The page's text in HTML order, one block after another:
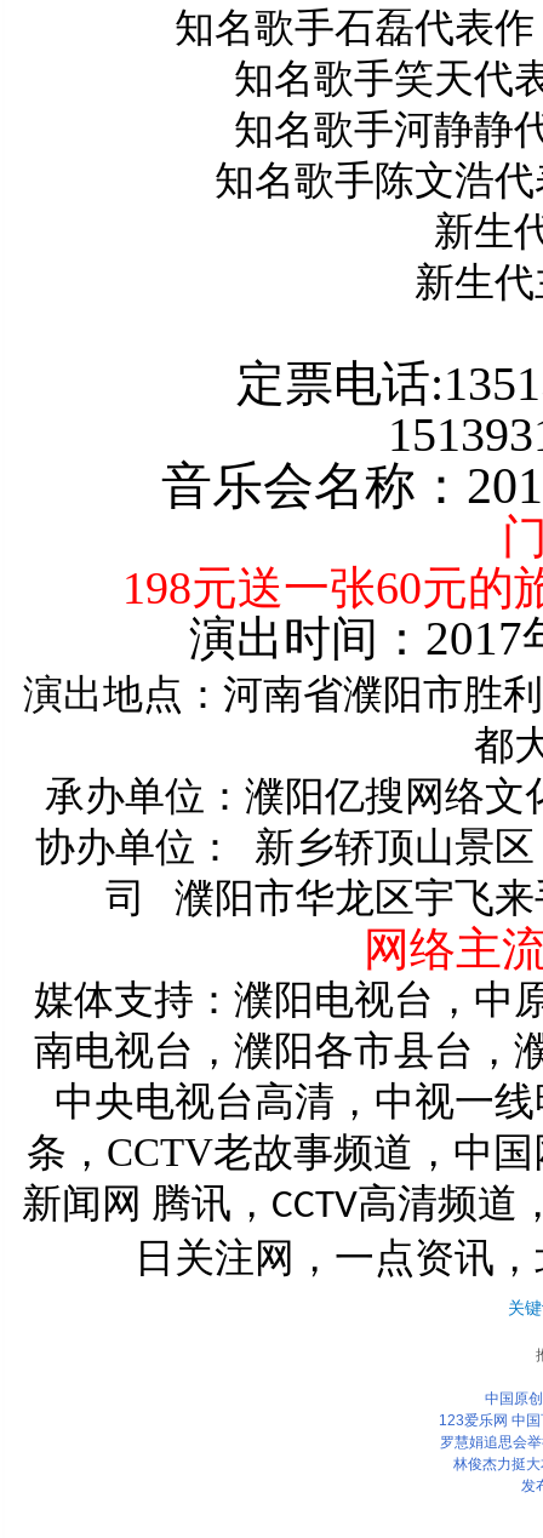
知名歌手石磊代表作
知名歌手笑天代
知名歌手河静静
知名歌手陈文浩
新生
新生
定票电话:
音乐会名称： 201
198元送一张60元的
演出时间： 2017
演出地点：河南省濮阳市胜
都
承办单位：濮阳亿搜网络
协办单位：
新乡轿顶山景区
司
濮阳市华龙区宇飞
网络主
媒体支持：濮阳电视台，中
南电视台，濮阳各市县台，
中央电视台高清，中视一
条， CCTV老故事频道，中
新闻网 腾讯， CCTV高清频道
日关注网，一点资讯
关
中国原
123爱乐网 中
罗慧娟追思会
林俊杰力挺
发